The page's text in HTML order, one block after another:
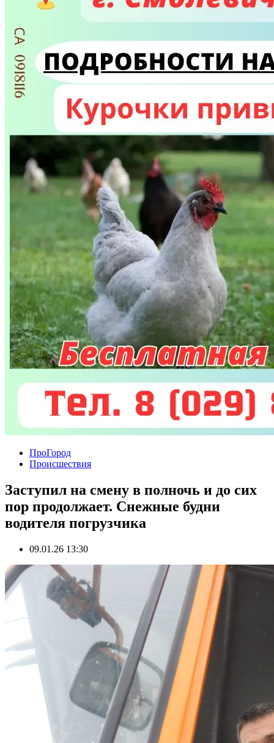
ПроГород
Происшествия
Заступил на смену в полночь и до сих
пор продолжает. Снежные будни
водителя погрузчика
09.01.26 13:30